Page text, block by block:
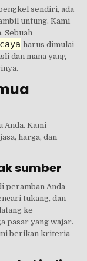
sendiri, ada
untung. Kami
Sebuah
harus dimulai
dan mana yang
Anda. Kami
harga, dan
sumber
peramban Anda
tukang, dan
ke
pasar yang wajar.
berikan kriteria